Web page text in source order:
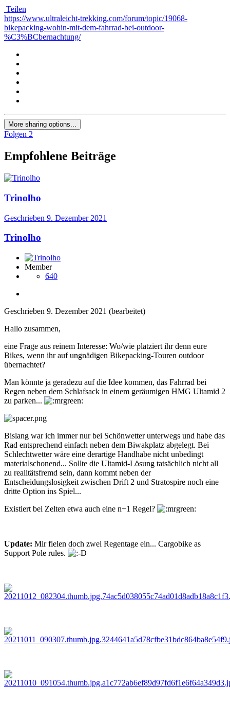
Teilen
https://www.ultraleicht-trekking.com/forum/topic/19068-
bikepacking-wohin-mit-dem-fahrrad-bei-outdoor-
%C3%BCbernachtung/
More sharing options...
Folgen 2
Empfohlene Beiträge
Trinolho
Geschrieben 9. Dezember 2021
Trinolho
Member
640
Geschrieben 9. Dezember 2021 (bearbeitet)
Hallo zusammen,
eine Frage aus reinem Interesse: Wo/wie platziert ihr denn eure
Bikes, wenn ihr auf ungnädigen Bikepacking-Touren outdoor
übernachtet?
Man könnte ja geradezu auf die Idee kommen, das Fahrrad bei
Regen neben dem Schlafsack in einem geräumigen HMG Ultamid 2
zu parken...
Bislang war ich immer nur bei Schönwetter unterwegs und habe das
Rad entsprechend einfach neben dem Biwakplatz abgelegt. Bei
Schlechtwetter wäre eine derartige Handhabe nicht unbedingt
materialschonend... Sollte die Ultamid-Lösung tatsächlich nicht all
zu realitätsfremd sein, dann kommt neben der
Entscheidungslosigkeit zwischen Drift 2 und Stratospire noch eine
dritte Option ins Spiel...
Existiert bei Zelten etwa auch eine n+1 Regel?
Update: Mir fielen doch zwei Regentage ein... Cargobike as
Support Pole rules.